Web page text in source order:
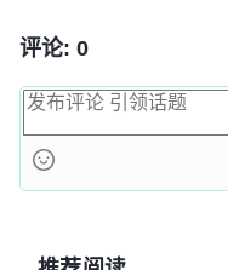
评论: 0